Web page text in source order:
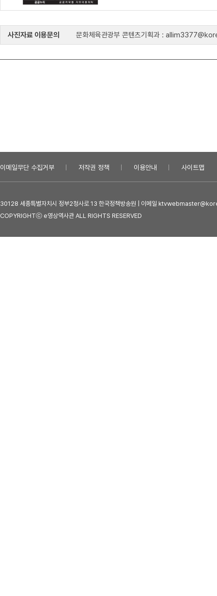
사진자료 이용문의 문화체육관광부 콘텐츠기획과 :
이메일무단 수집거부 저작권 정책 이용안내 사이트맵
30128 세종특별자치시 정부2청사로 13 한국정책방송원 | 이메일
COPYRIGHTⓒ e영상역사관 ALL RIGHTS RESERVED